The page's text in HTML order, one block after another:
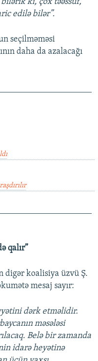
bilərik ki, çox təəssüf,
edilə bilər”.
seçilməməsi
daha da azalacağı
qalır”
digər koalisiya üzvü Ş.
mesaj sayır:
dərk etməlidir.
məsələsi
Belə bir zamanda
idarə heyətinə